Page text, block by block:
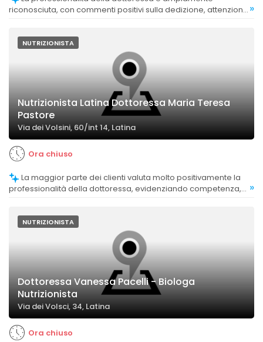
riconosciuta, con commenti positivi sulla dedizione, attenzione »
NUTRIZIONISTA
Nutrizionista Latina Dottoressa Maria Teresa
Pastore
Via dei Volsini, 60/int 14, Latina
Ora chiuso
professionalità della dottoressa, evidenziando competenza,
»
NUTRIZIONISTA
Dottoressa Vanessa Pacelli - Biologa
Nutrizionista
Via dei Volsci, 34, Latina
Ora chiuso